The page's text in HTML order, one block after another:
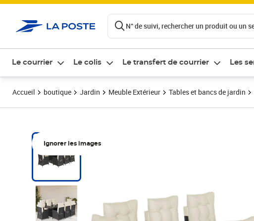
N° de suivi, rechercher un produit ou un
Le courrier Le colis Le transfert de courrier Les
Accueil boutique Jardin Meuble Extérieur Tables et bancs de jardin
Ignorer les images